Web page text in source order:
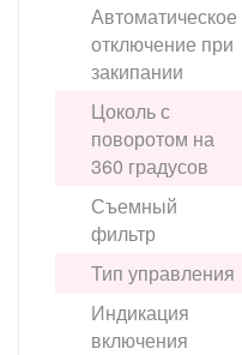
Автоматическое
отключение при
закипании
Цоколь с
поворотом на
360 градусов
Съемный
фильтр
Тип управления
Индикация
включения